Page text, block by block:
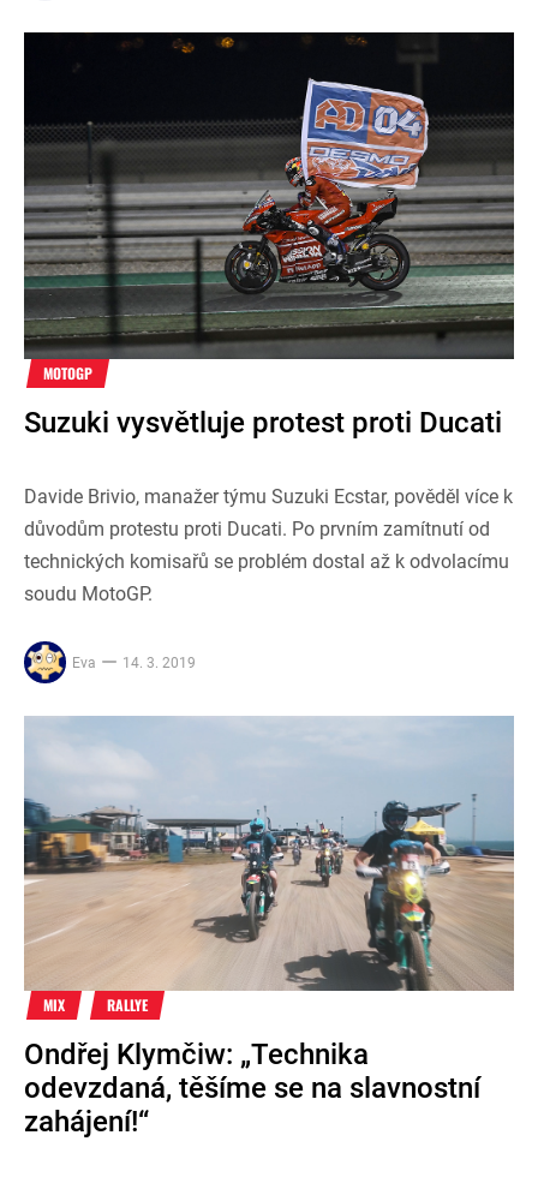
MOTOGP
Suzuki vysvětluje protest proti Ducati
Davide Brivio, manažer týmu Suzuki Ecstar, pověděl více k
důvodům protestu proti Ducati. Po prvním zamítnutí od
technických komisařů se problém dostal až k odvolacímu
soudu MotoGP.
Eva 14. 3. 2019
MIX RALLYE
Ondřej Klymčiw: „Technika
odevzdaná, těšíme se na slavnostní
zahájení!“